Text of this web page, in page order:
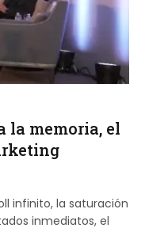
la memoria, el
infinito, la saturación
inmediatos, el